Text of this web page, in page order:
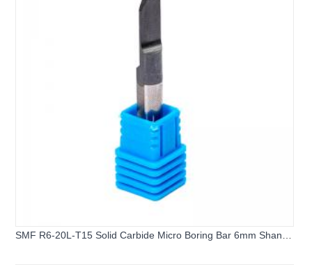
SMF R6-20L-T15 Solid Carbide Micro Boring Bar 6mm Shank